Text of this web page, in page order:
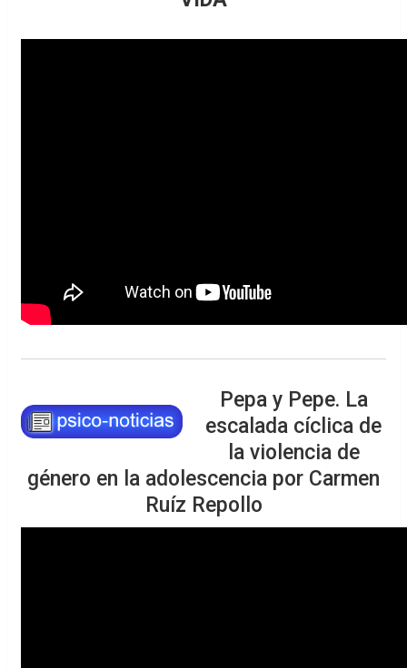
Pepa y Pepe. La
escalada cíclica de
la violencia de
género en la adolescencia por Carmen
Ruíz Repollo